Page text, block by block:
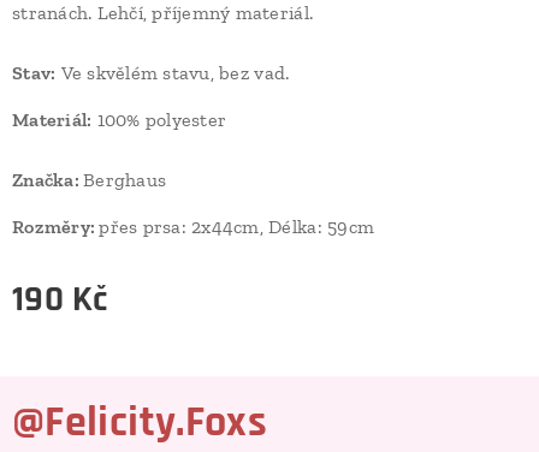
stranách. Lehčí, příjemný materiál.
Stav: Ve skvělém stavu, bez vad.
Materiál: 100% polyester
Značka:Berghaus
Rozměry:přes prsa: 2x44cm, Délka: 59cm
190 Kč
@Felicity.Foxs